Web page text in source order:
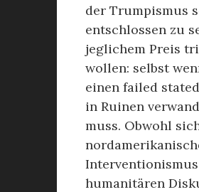
der Trumpismus
entschlossen zu
jeglichem Preis
wollen: selbst
einen failed
in Ruinen
muss. Obwohl
humanitären